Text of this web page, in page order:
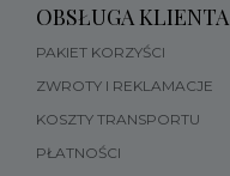
OBSŁUGA KLIENTA
PAKIET KORZYŚCI
ZWROTY I REKLAMACJE
KOSZTY TRANSPORTU
PŁATNOŚCI